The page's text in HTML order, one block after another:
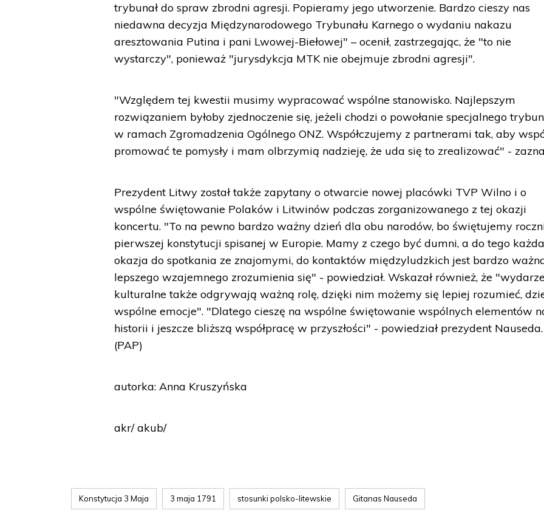
trybunał do spraw zbrodni agresji. Popieramy jego utworzenie. Bardzo cieszy nas
niedawna decyzja Międzynarodowego Trybunału Karnego o wydaniu nakazu
aresztowania Putina i pani Lwowej-Biełowej" – ocenił, zastrzegając, że "to nie
wystarczy", ponieważ "jurysdykcja MTK nie obejmuje zbrodni agresji".
"Względem tej kwestii musimy wypracować wspólne stanowisko. Najlepszym
rozwiązaniem byłoby zjednoczenie się, jeżeli chodzi o powołanie specjalnego
w ramach Zgromadzenia Ogólnego ONZ. Współczujemy z partnerami tak, aby
promować te pomysły i mam olbrzymią nadzieję, że uda się to zrealizować" -
Prezydent Litwy został także zapytany o otwarcie nowej placówki TVP Wilno i o
wspólne świętowanie Polaków i Litwinów podczas zorganizowanego z tej okazji
koncertu. "To na pewno bardzo ważny dzień dla obu narodów, bo świętujemy
pierwszej konstytucji spisanej w Europie. Mamy z czego być dumni, a do tego każda
okazja do spotkania ze znajomymi, do kontaktów międzyludzkich jest bardzo
lepszego wzajemnego zrozumienia się" - powiedział. Wskazał również, że
kulturalne także odgrywają ważną rolę, dzięki nim możemy się lepiej rozumieć,
wspólne emocje". "Dlatego cieszę na wspólne świętowanie wspólnych elementów
historii i jeszcze bliższą współpracę w przyszłości" - powiedział prezydent Nauseda.
(PAP)
autorka: Anna Kruszyńska
akr/ akub/
Konstytucja 3 Maja 3 maja 1791 stosunki polsko-litewskie Gitanas Nauseda